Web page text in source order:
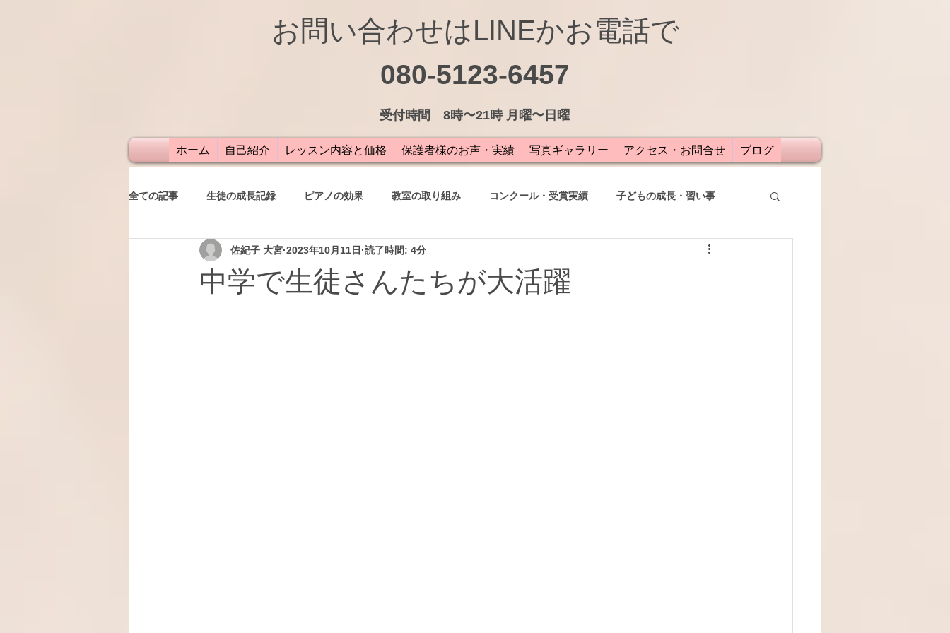
お問い合わせはLINEかお電話で
080-5123-6457
受付時間 8時〜21時 月曜〜日曜
ホーム 自己紹介 レッスン内容と価格 保護者様のお声・実績 写真ギャラリー アクセス・お問合せ ブログ
全ての記事 生徒の成長記録 ピアノの効果 教室の取り組み コンクール・受賞実績 子どもの成長・習い事
レッスン 保護者の声
中学で生徒さんたちが大活躍
佐紀子 大宮 2023年10月11日 読了時間: 4分